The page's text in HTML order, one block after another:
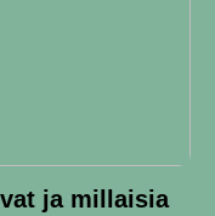
ja millaisia